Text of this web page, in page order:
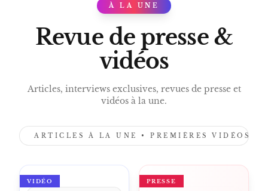
PRESS
À LA UNE
Revue de presse &
vidéos
Articles, interviews exclusives, revues de presse et
vidéos à la une.
ARTICLES À LA UNE • PREMIÈRES VIDÉOS •
VIDÉO PRESSE